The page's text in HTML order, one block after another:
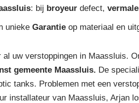
: bij broyeur defect,
unieke Garantie op materiaal en
uw verstoppingen in Maassluis.
gemeente Maassluis. De
tanks. Problemen met een
installateur van Maassluis, Arjan